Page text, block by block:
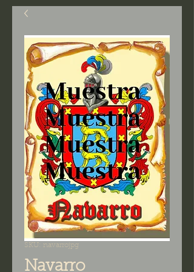
SKU: navarrojpg
Navarro